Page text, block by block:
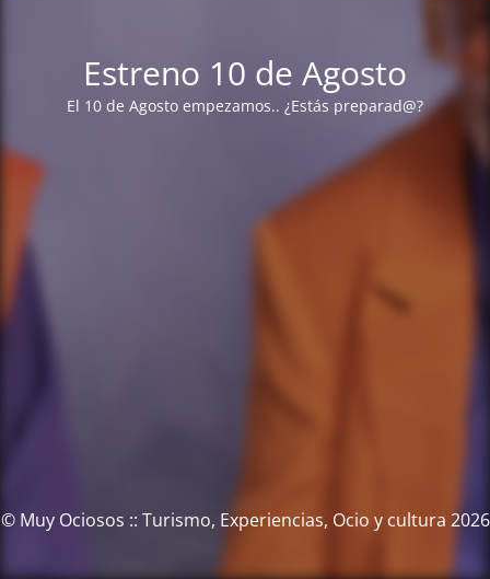
Estreno 10 de Agosto
El 10 de Agosto empezamos.. ¿Estás preparad@?
© Muy Ociosos :: Turismo, Experiencias, Ocio y cultura 2026